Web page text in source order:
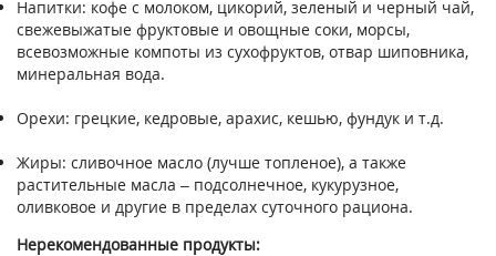
Напитки: кофе с молоком, цикорий, зеленый и черный чай,
свежевыжатые фруктовые и овощные соки, морсы,
всевозможные компоты из сухофруктов, отвар шиповника,
минеральная вода.
Орехи: грецкие, кедровые, арахис, кешью, фундук и т.д.
Жиры: сливочное масло (лучше топленое), а также
растительные масла – подсолнечное, кукурузное,
оливковое и другие в пределах суточного рациона.
Нерекомендованные продукты: